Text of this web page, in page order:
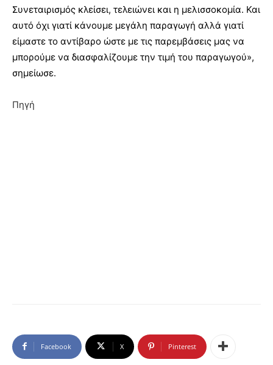
Συνεταιρισμός κλείσει, τελειώνει και η μελισσοκομία. Και
αυτό όχι γιατί κάνουμε μεγάλη παραγωγή αλλά γιατί
είμαστε το αντίβαρο ώστε με τις παρεμβάσεις μας να
μπορούμε να διασφαλίζουμε την τιμή του παραγωγού»,
σημείωσε.
Πηγή
Facebook X Pinterest